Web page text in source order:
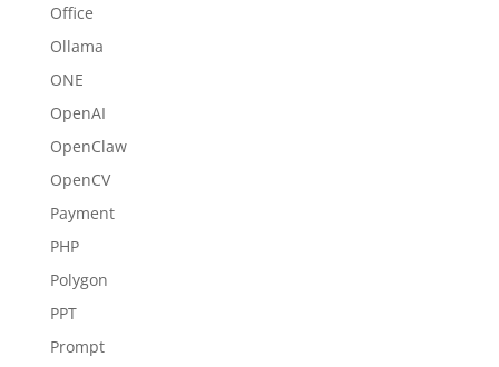
Office
Ollama
ONE
OpenAI
OpenClaw
OpenCV
Payment
PHP
Polygon
PPT
Prompt